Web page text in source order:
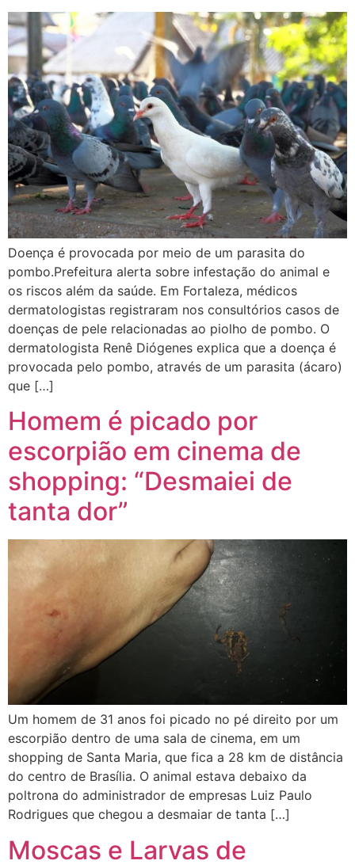
Doença é provocada por meio de um parasita do
pombo.Prefeitura alerta sobre infestação do animal e
os riscos além da saúde. Em Fortaleza, médicos
dermatologistas registraram nos consultórios casos de
doenças de pele relacionadas ao piolho de pombo. O
dermatologista Renê Diógenes explica que a doença é
provocada pelo pombo, através de um parasita (ácaro)
que […]
Homem é picado por
escorpião em cinema de
shopping: “Desmaiei de
tanta dor”
Um homem de 31 anos foi picado no pé direito por um
escorpião dentro de uma sala de cinema, em um
shopping de Santa Maria, que fica a 28 km de distância
do centro de Brasília. O animal estava debaixo da
poltrona do administrador de empresas Luiz Paulo
Rodrigues que chegou a desmaiar de tanta […]
Moscas e Larvas de